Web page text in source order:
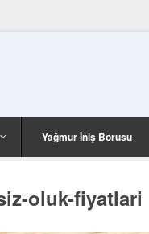
Yağmur İniş Borusu
oluk-fiyatlari